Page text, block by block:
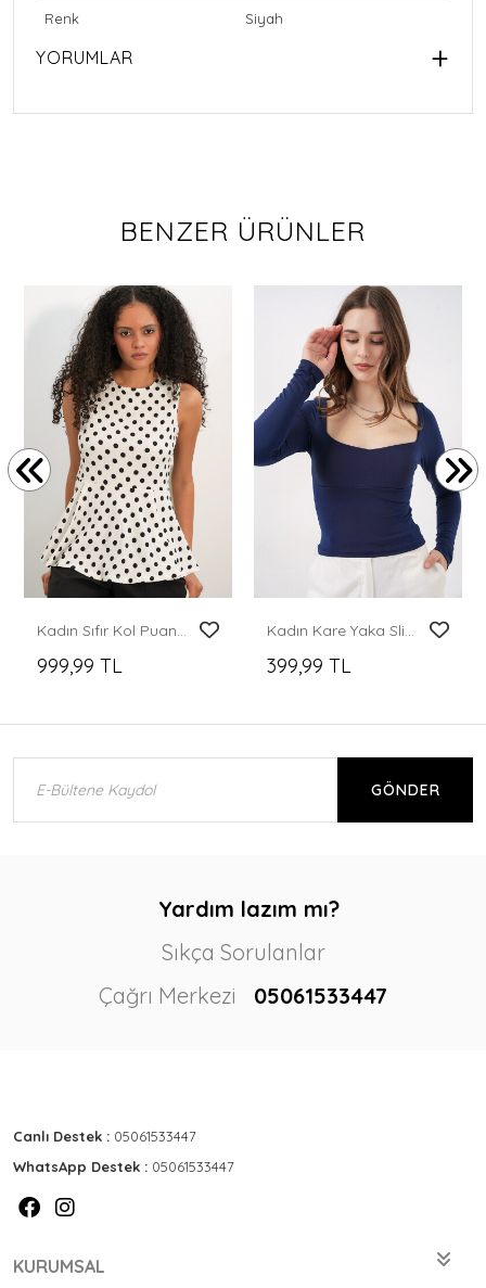
Renk Siyah
YORUMLAR
BENZER ÜRÜNLER
Kadın Sıfır Kol Puantiyeli Bluz 40021 - Beyaz
999,99 TL
Kadın Kare Yaka Slim Fit Bluz 986 - Lacivert
399,99 TL
GÖNDER
Yardım lazım mı?
Sıkça Sorulanlar
Çağrı Merkezi
05061533447
Canlı Destek : 05061533447
WhatsApp Destek : 05061533447
KURUMSAL